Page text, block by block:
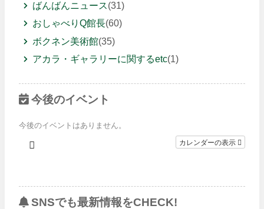
ばんばんニュース(31)
おしゃべりQ館長(60)
ボクネン美術館(35)
アカラ・ギャラリーに関するetc(1)
今後のイベント
今後のイベントはありません。
カレンダーの表示
SNSでも最新情報をCHECK!